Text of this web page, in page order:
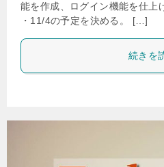
能を作成、ログイン機能を仕
・11/4の予定を決める。 […]
続きを